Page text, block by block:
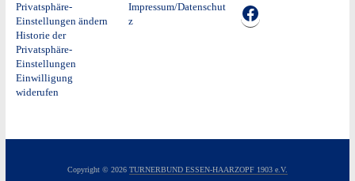
Privatsphäre-
Einstellungen ändern
Historie der
Privatsphäre-
Einstellungen
Einwilligung
widerufen
Impressum/Datenschut
z
TB auf Facebook
Copyright © 2026 TURNERBUND ESSEN-HAARZOPF 1903 e.V.